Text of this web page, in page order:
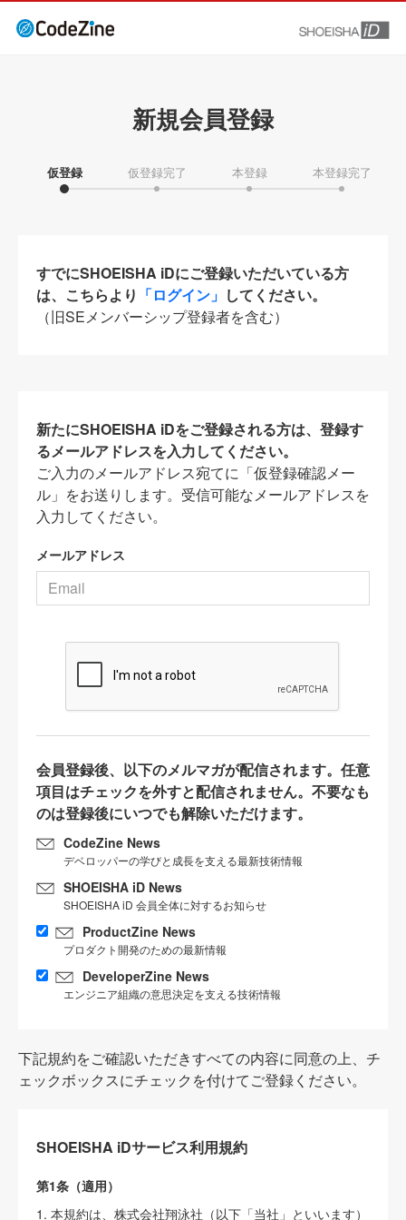
新規会員登録
仮登録 仮登録完了 本登録 本登録完了
すでにSHOEISHA iDにご登録いただいている方
は、こちらより 「ログイン」 してください。
（旧SEメンバーシップ登録者を含む）
新たにSHOEISHA iDをご登録される方は、登録す
るメールアドレスを入力してください。
ご入力のメールアドレス宛てに「仮登録確認メー
ル」をお送りします。受信可能なメールアドレスを
入力してください。
メールアドレス
会員登録後、以下のメルマガが配信されます。任意
項目はチェックを外すと配信されません。不要なも
のは登録後にいつでも解除いただけます。
CodeZine News
デベロッパーの学びと成長を支える最新技術情報
SHOEISHA iD News
SHOEISHA iD 会員全体に対するお知らせ
ProductZine News
プロダクト開発のための最新情報
DeveloperZine News
エンジニア組織の意思決定を支える技術情報
下記規約をご確認いただきすべての内容に同意の上、チ
ェックボックスにチェックを付けてご登録ください。
SHOEISHA iDサービス利用規約
第1条（適用）
1. 本規約は、株式会社翔泳社（以下「当社」といいます）